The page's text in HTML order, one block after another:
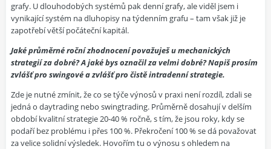
grafy. U dlouhodobých systémů pak denní grafy, ale viděl jsem i
vynikající systém na dluhopisy na týdenním grafu – tam však již je
zapotřebí větší počáteční kapitál.
Jaké průměrné roční zhodnocení považuješ u mechanických
strategií za dobré? A jaké bys označil za velmi dobré? Napiš prosím
zvlášť pro swingové a zvlášť pro čistě intradenní strategie.
Zde je nutné zmínit, že co se týče výnosů v praxi není rozdíl, zdali se
jedná o daytrading nebo swingtrading. Průměrně dosahují v delším
období kvalitní strategie 20-40 % ročně, s tím, že jsou roky, kdy se
podaří bez problému i přes 100 %. Překročení 100 % se dá považovat
za velice solidní výsledek. Hovořím tu o výnosu s ohledem na